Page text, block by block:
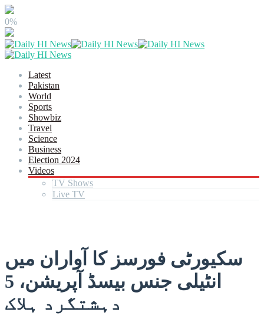
0%
Latest
Pakistan
World
Sports
Showbiz
Travel
Science
Business
Election 2024
Videos
TV Shows
Live TV
سکیورٹی فورسز کا آواران میں
انٹیلی جنس بیسڈ آپریشن، 5
دہشتگرد ہلاک